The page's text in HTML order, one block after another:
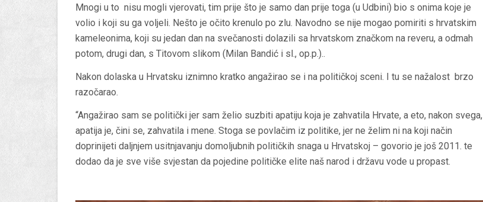
Mnogi u to nisu mogli vjerovati, tim prije što je samo dan prije toga (u Udbini) bio s onima koje je
volio i koji su ga voljeli. Nešto je očito krenulo po zlu. Navodno se nije mogao pomiriti s hrvatskim
kameleonima, koji su jedan dan na svečanosti dolazili sa hrvatskom značkom na reveru, a odmah
potom, drugi dan, s Titovom slikom (Milan Bandić i sl., op.p.)..
Nakon dolaska u Hrvatsku iznimno kratko angažirao se i na političkoj sceni. I tu se nažalost brzo
razočarao.
“Angažirao sam se politički jer sam želio suzbiti apatiju koja je zahvatila Hrvate, a eto, nakon svega,
apatija je, čini se, zahvatila i mene. Stoga se povlačim iz politike, jer ne želim ni na koji način
doprinijeti daljnjem usitnjavanju domoljubnih političkih snaga u Hrvatskoj – govorio je još 2011. te
dodao da je sve više svjestan da pojedine političke elite naš narod i državu vode u propast.